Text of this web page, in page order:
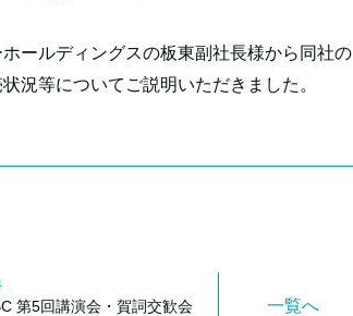
ールディングスの板東副社長様から同社の
況等についてご説明いただきました。
第5回講演会・賀詞交歓会 一覧へ